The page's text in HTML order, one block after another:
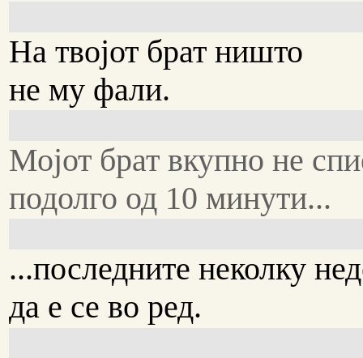
На твојот брат ништо
не му фали.
Мојот брат вкупно не
подолго од 10 минути...
...последните неколку
да е се во ред.